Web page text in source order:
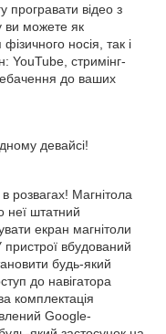
програвати відео з
ви можете як
носія, так і
YouTube, стримінг-
до ваших
девайсі!
розвагах! Магнітола
неї штатний
екран магнітоли
вбудований
будь-який
до навігатора
комплектація
Google-